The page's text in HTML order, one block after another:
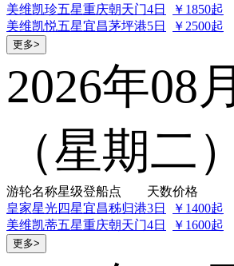
美维凯珍五星重庆朝天门4日
￥1850起
美维凯悦五星宜昌茅坪港5日 ￥2500起
更多>
2026年08
（星期二）
游轮名称星级登船点 天数价格
皇家星光四星宜昌秭归港3日
￥1400起
美维凯蒂五星重庆朝天门4日 ￥1600起
更多>